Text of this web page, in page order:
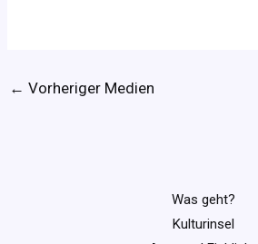
← Vorheriger Medien
Was geht?
Kulturinsel